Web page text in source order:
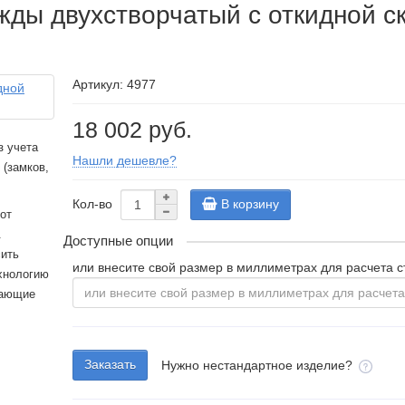
двухстворчатый с откидной
учета
Артикул: 4977
18 002 руб.
Нашли дешевле?
Кол-во В корзину
Доступные опции
или внесите свой размер в миллиметрах для расчета
Заказать Нужно нестандартное изделие?